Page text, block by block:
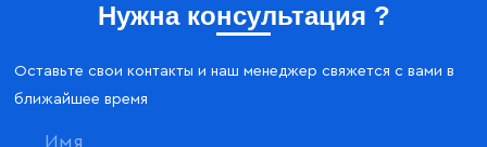
Нужна консультация ?
Оставьте свои контакты и наш менеджер свяжется с вами в
ближайшее время